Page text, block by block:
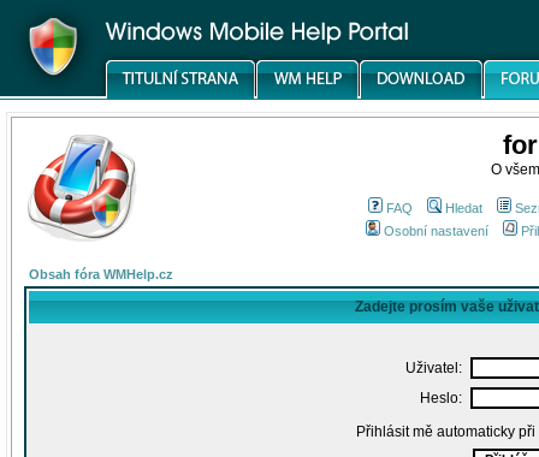
O
FAQ Hledat
Osobní nastavení
Obsah fóra WMHelp.cz
Zadejte prosím vaše
Uživatel:
Heslo:
Přihlásit mě automaticky